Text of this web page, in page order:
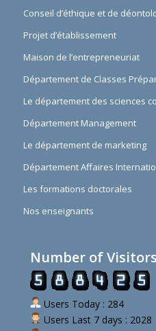
Conseil d’éthique et de
Projet d’établissement
Maison de l’entrepreneuriat
Département de Classes
Le département des sciences
Département Management
Le département de marketing
Département Affaires
Les formations doctorales
Nos enseignants
Number of Visitors
Users Today : 284
Users Last 7 days : 2028